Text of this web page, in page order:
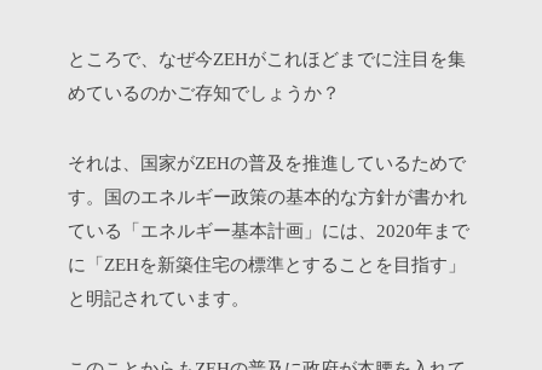
ところで、なぜ今ZEHがこれほどまでに注目を集
めているのかご存知でしょうか？
それは、国家がZEHの普及を推進しているためで
す。国のエネルギー政策の基本的な方針が書かれ
ている「エネルギー基本計画」には、 2020年まで
に「ZEHを新築住宅の標準とすることを目指す」
と明記されています。